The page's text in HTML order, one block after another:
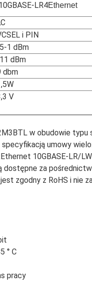
LR4Ethernet
i PIN
1 dBm
dBm
dbm
V
w obudowie
umowy
10GBASE-LR/LW
za
zgodny z RoHS i nie
° C
pracy